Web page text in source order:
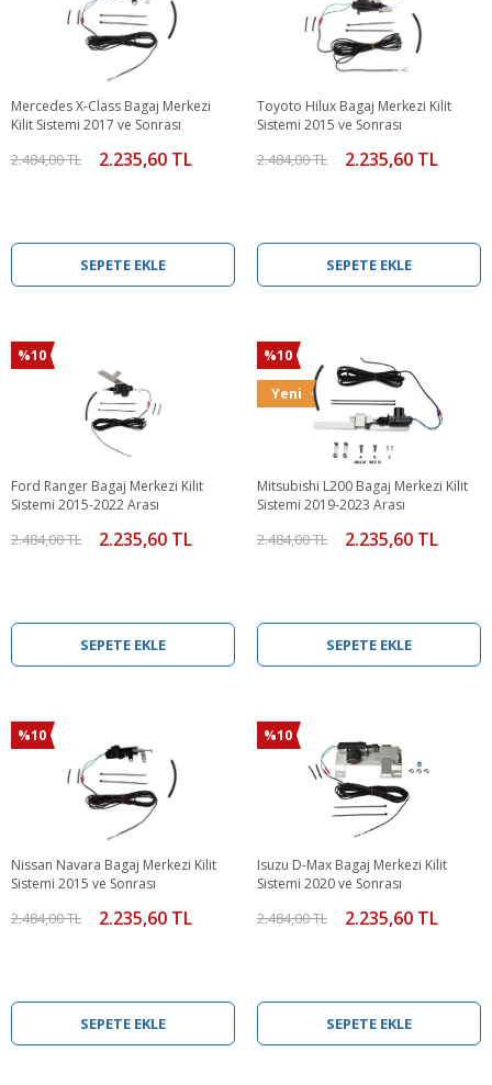
Mercedes X-Class Bagaj Merkezi
Kilit Sistemi 2017 ve Sonrası
2.484,00 TL 2.235,60 TL
SEPETE EKLE
Toyoto Hilux Bagaj Merkezi Kilit
Sistemi 2015 ve Sonrası
2.484,00 TL 2.235,60 TL
SEPETE EKLE
%10
Ford Ranger Bagaj Merkezi Kilit
Sistemi 2015-2022 Arası
2.484,00 TL 2.235,60 TL
SEPETE EKLE
%10
Yeni
Mitsubishi L200 Bagaj Merkezi Kilit
Sistemi 2019-2023 Arası
2.484,00 TL 2.235,60 TL
SEPETE EKLE
%10
Nissan Navara Bagaj Merkezi Kilit
Sistemi 2015 ve Sonrası
2.484,00 TL 2.235,60 TL
SEPETE EKLE
%10
Isuzu D-Max Bagaj Merkezi Kilit
Sistemi 2020 ve Sonrası
2.484,00 TL 2.235,60 TL
SEPETE EKLE